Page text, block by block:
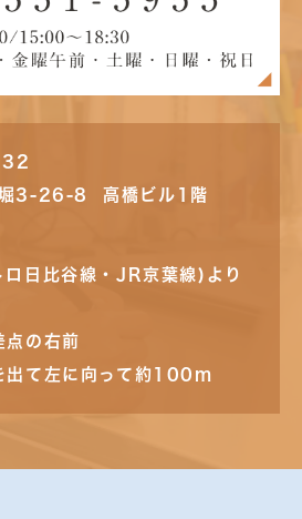
堀3-26-8 高橋ビル1階
ロ日比谷線・JR京葉線)より
点の右前
て左に向って約100m